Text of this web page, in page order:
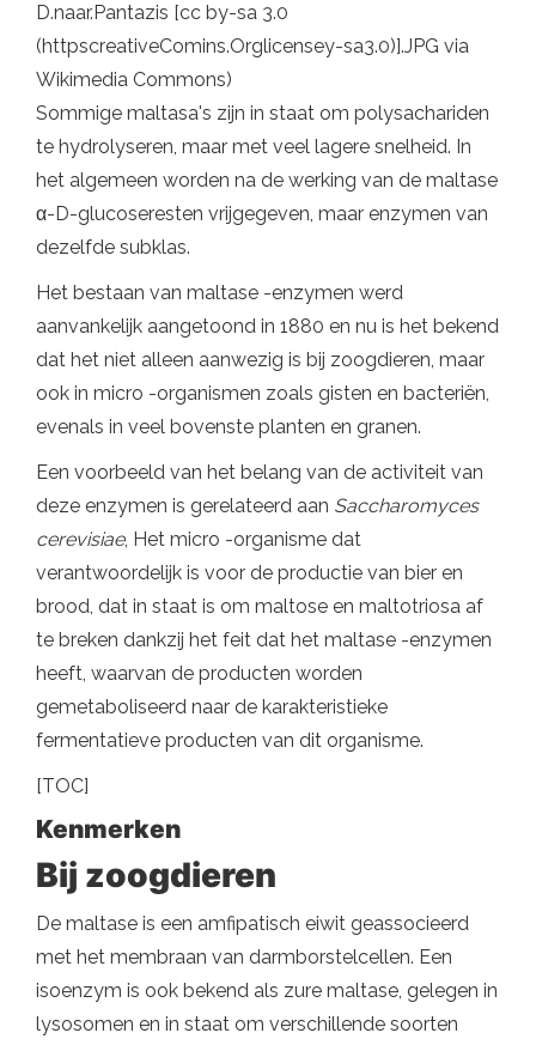
D.naar.Pantazis [cc by-sa 3.0
(httpscreativeComins.Orglicensey-sa3.0)].JPG via
Wikimedia Commons)
Sommige maltasa's zijn in staat om polysachariden
te hydrolyseren, maar met veel lagere snelheid. In
het algemeen worden na de werking van de maltase
α-D-glucoseresten vrijgegeven, maar enzymen van
dezelfde subklas.
Het bestaan ​​van maltase -enzymen werd
aanvankelijk aangetoond in 1880 en nu is het bekend
dat het niet alleen aanwezig is bij zoogdieren, maar
ook in micro -organismen zoals gisten en bacteriën,
evenals in veel bovenste planten en granen.
Een voorbeeld van het belang van de activiteit van
deze enzymen is gerelateerd aan Saccharomyces
cerevisiae, Het micro -organisme dat
verantwoordelijk is voor de productie van bier en
brood, dat in staat is om maltose en maltotriosa af
te breken dankzij het feit dat het maltase -enzymen
heeft, waarvan de producten worden
gemetaboliseerd naar de karakteristieke
fermentatieve producten van dit organisme.
[TOC]
Kenmerken
Bij zoogdieren
De maltase is een amfipatisch eiwit geassocieerd
met het membraan van darmborstelcellen. Een
isoenzym is ook bekend als zure maltase, gelegen in
lysosomen en in staat om verschillende soorten